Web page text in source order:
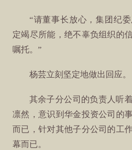
“请董事长放心，集团纪
定竭尽所能，绝不辜负组织的
嘱托。”
杨芸立刻坚定地做出回应。
其余子分公司的负责人听
凛然，意识到华金投资公司的
而已，针对其他子分公司的工
幕而已。